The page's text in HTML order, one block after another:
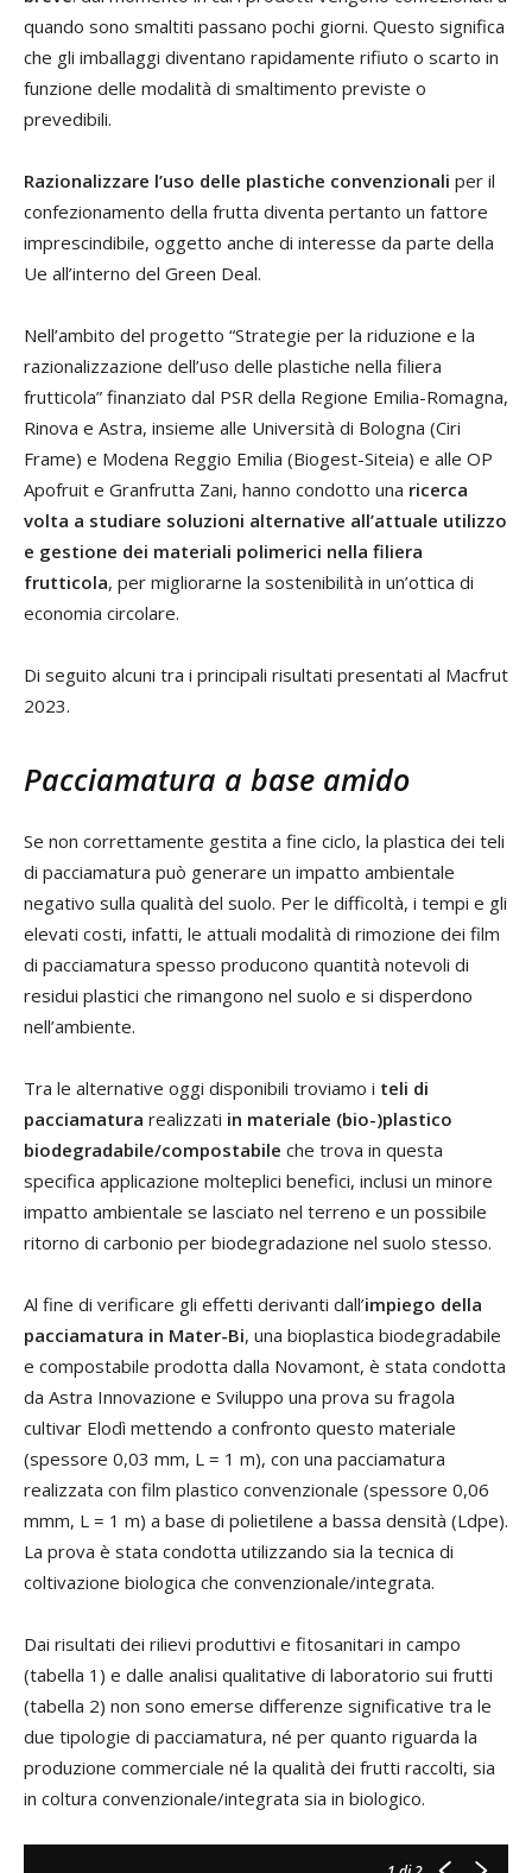
quando sono smaltiti passano pochi giorni. Questo significa
che gli imballaggi diventano rapidamente rifiuto o scarto in
funzione delle modalità di smaltimento previste o
prevedibili.
Razionalizzare l’uso delle plastiche convenzionali per il
confezionamento della frutta diventa pertanto un fattore
imprescindibile, oggetto anche di interesse da parte della
Ue all’interno del Green Deal.
Nell’ambito del progetto “Strategie per la riduzione e la
razionalizzazione dell’uso delle plastiche nella filiera
frutticola” finanziato dal PSR della Regione Emilia-Romagna,
Rinova e Astra, insieme alle Università di Bologna (Ciri
Frame) e Modena Reggio Emilia (Biogest-Siteia) e alle OP
Apofruit e Granfrutta Zani, hanno condotto una ricerca
volta a studiare soluzioni alternative all’attuale utilizzo
e gestione dei materiali polimerici nella filiera
frutticola, per migliorarne la sostenibilità in un’ottica di
economia circolare.
Di seguito alcuni tra i principali risultati presentati al Macfrut
2023.
Pacciamatura a base amido
Se non correttamente gestita a fine ciclo, la plastica dei teli
di pacciamatura può generare un impatto ambientale
negativo sulla qualità del suolo. Per le difficoltà, i tempi e gli
elevati costi, infatti, le attuali modalità di rimozione dei film
di pacciamatura spesso producono quantità notevoli di
residui plastici che rimangono nel suolo e si disperdono
nell’ambiente.
Tra le alternative oggi disponibili troviamo i teli di
pacciamatura realizzati in materiale (bio-)plastico
biodegradabile/compostabile che trova in questa
specifica applicazione molteplici benefici, inclusi un minore
impatto ambientale se lasciato nel terreno e un possibile
ritorno di carbonio per biodegradazione nel suolo stesso.
Al fine di verificare gli effetti derivanti dall’impiego della
pacciamatura in Mater-Bi, una bioplastica biodegradabile
e compostabile prodotta dalla Novamont, è stata condotta
da Astra Innovazione e Sviluppo una prova su fragola
cultivar Elodì mettendo a confronto questo materiale
(spessore 0,03 mm, L = 1 m), con una pacciamatura
realizzata con film plastico convenzionale (spessore 0,06
mmm, L = 1 m) a base di polietilene a bassa densità (Ldpe).
La prova è stata condotta utilizzando sia la tecnica di
coltivazione biologica che convenzionale/integrata.
Dai risultati dei rilievi produttivi e fitosanitari in campo
(tabella 1) e dalle analisi qualitative di laboratorio sui frutti
(tabella 2) non sono emerse differenze significative tra le
due tipologie di pacciamatura, né per quanto riguarda la
produzione commerciale né la qualità dei frutti raccolti, sia
in coltura convenzionale/integrata sia in biologico.